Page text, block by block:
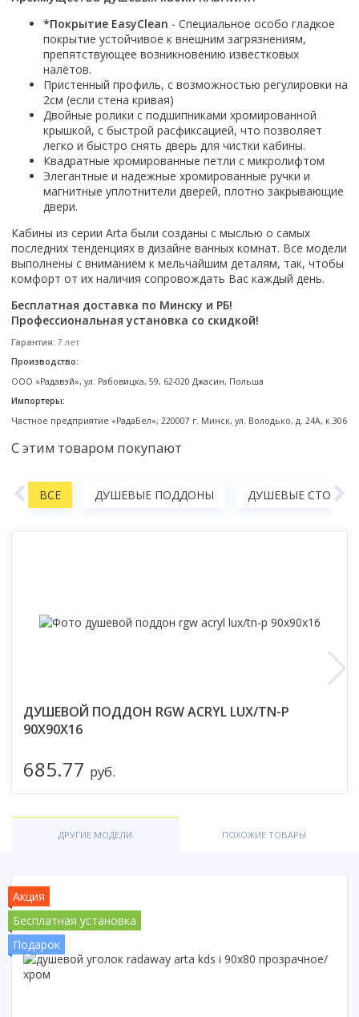
Способ открывания
С раздвижной дверью
С распашной дверью
Со складной дверью
С открывающейся дверью
Высота кабины
Высокие
Низкие
До 200 см
Смотреть все
Сифоны
Ролики
Скребки
Коврик для душевой кабины
Смотреть все
*Покрытие EasyClean - Специальное особо гладкое
покрытие устойчивое к внешним загрязнениям,
препятствующее возникновению известковых
налётов.
Пристенный профиль, с возможностью регулировки на
2см (если стена кривая)
Двойные ролики с подшипниками хромированной
крышкой, с быстрой расфиксацией, что позволяет
легко и быстро снять дверь для чистки кабины.
Квадратные хромированные петли с микролифтом
Элегантные и надежные хромированные ручки и
магнитные уплотнители дверей, плотно закрывающие
двери.
Кабины из серии Arta были созданы с мыслью о самых
последних тенденциях в дизайне ванных комнат. Все модели
выполнены с вниманием к мельчайшим деталям, так, чтобы
комфорт от их наличия сопровождать Вас каждый день.
Бесплатная доставка по Минску и РБ!
Профессиональная установка со скидкой!
Гарантия: 7 лет
Производство:
ООО «Радавэй», ул. Рабовицка, 59, 62-020 Джасин, Польша
Импортеры:
Частное предприятие «РадаБел», 220007 г. Минск, ул. Володько, д. 24А, к.306
С этим товаром покупают
ВСЕ ДУШЕВЫЕ ПОДДОНЫ ДУШЕВЫЕ
ДУШЕВОЙ ПОДДОН RGW ACRYL LUX/TN-Р
90Х90X16
685.77 руб.
ДРУГИЕ МОДЕЛИ ПОХОЖИЕ ТОВАРЫ
Акция
Бесплатная установка
Подарок